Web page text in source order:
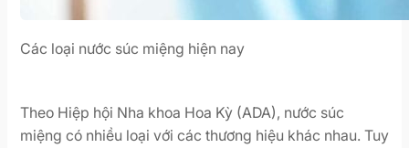
Các loại nước súc miệng hiện nay
Theo Hiệp hội Nha khoa Hoa Kỳ (ADA), nước súc
miệng có nhiều loại với các thương hiệu khác nhau. Tuy